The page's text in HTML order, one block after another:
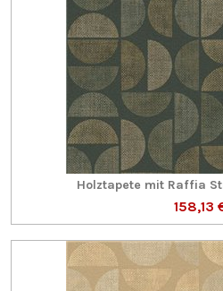
Holztapete mit Raffia
158,13